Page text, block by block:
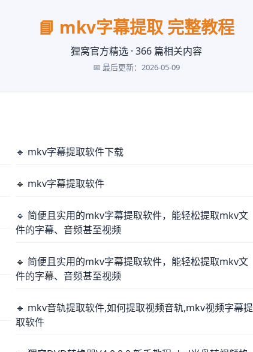
📘 mkv字幕提取 完整教程
狸窝官方精选 · 366 篇相关内容
📅 最后更新：2026-05-09
🔹 mkv字幕提取软件下载
🔹 mkv字幕提取软件
🔹 简便且实用的mkv字幕提取软件，能轻松提取mkv文
件的字幕、音频甚至视频
🔹 简便且实用的mkv字幕提取软件，能轻松提取mkv文
件的字幕、音频甚至视频
🔹 mkv音轨提取软件,如何提取视频音轨,mkv视频字幕提
取软件